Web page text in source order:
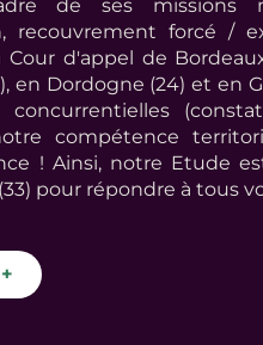
de ses missions
recouvrement forcé /
Cour d'appel de
en Dordogne (24) et en
concurrentielles
compétence
! Ainsi, notre Etude
pour répondre à tous